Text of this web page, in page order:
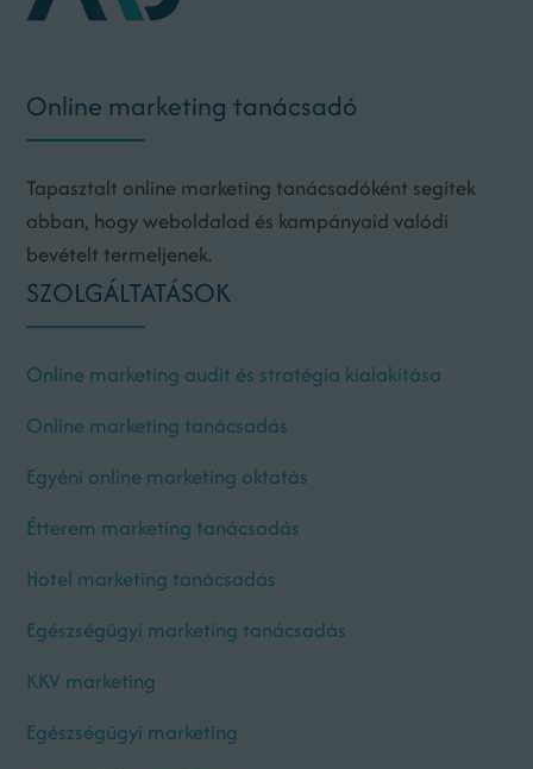
Online marketing tanácsadó
Tapasztalt online marketing tanácsadóként segítek
abban, hogy weboldalad és kampányaid valódi
bevételt termeljenek.
SZOLGÁLTATÁSOK
Online marketing audit és stratégia kialakítása
Online marketing tanácsadás
Egyéni online marketing oktatás
Étterem marketing tanácsadás
Hotel marketing tanácsadás
Egészségügyi marketing tanácsadás
KKV marketing
Egészségügyi marketing